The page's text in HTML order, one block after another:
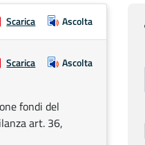
Scarica Ascolta
Scarica Ascolta
fondi del
art. 36,